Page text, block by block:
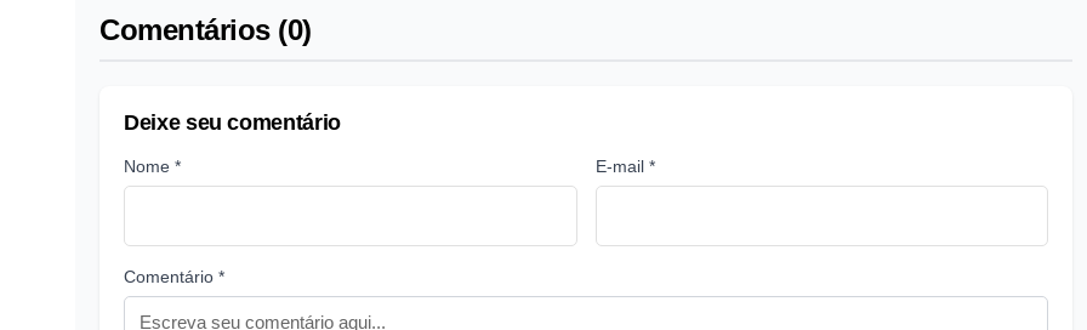
Comentários (0)
Deixe seu comentário
Nome * E-mail *
Comentário *